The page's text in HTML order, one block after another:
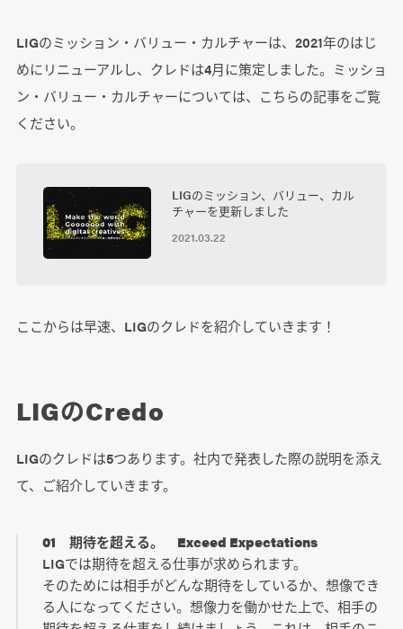
LIGのミッション・バリュー・カルチャーは、2021年のはじ
めにリニューアルし、クレドは4月に策定しました。ミッショ
ン・バリュー・カルチャーについては、こちらの記事をご覧
ください。
LIGのミッション、バリュー、カル
チャーを更新しました
2021.03.22
ここからは早速、LIGのクレドを紹介していきます！
LIGのCredo
LIGのクレドは5つあります。社内で発表した際の説明を添え
て、ご紹介していきます。
01 期待を超える。 Exceed Expectations
LIGでは期待を超える仕事が求められます。
そのためには相手がどんな期待をしているか、想像でき
る人になってください。想像力を働かせた上で、相手の